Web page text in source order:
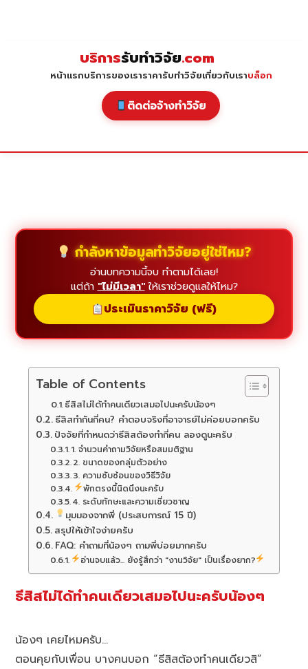
บริการรับทำวิจัย.com
หน้าแรกบริการของเราราคารับทำวิจัยเกี่ยวกับเราบล็อก
ติดต่อจ้างทำวิจัย
กำลังหาข้อมูลทำวิจัยอยู่ใช่ไหม?
อ่านบทความนี้จบ ทำตามได้เลย!
แต่ถ้า "ไม่มีเวลา"ให้เราช่วยดูแลให้ไหม?
ประเมินราคาวิจัย (ฟรี)
Table of Contents
ธีสิสไม่ได้ทำคนเดียวเสมอไปนะครับน้องๆ
ธีสิสทำกันกี่คน? คำตอบจริงที่อาจารย์ไม่ค่อยบอกครับ
ปัจจัยที่กำหนดว่าธีสิสต้องทำกี่คน ลองดูนะครับ
1. จำนวนคำถามวิจัยหรือสมมติฐาน
2. ขนาดของกลุ่มตัวอย่าง
3. ความซับซ้อนของวิธีวิจัย
พักตรงนี้นิดนึงนะครับ
4. ระดับทักษะและความเชี่ยวชาญ
มุมมองจากพี่ (ประสบการณ์ 15 ปี)
สรุปให้เข้าใจง่ายครับ
FAQ: คำถามที่น้องๆ ถามพี่บ่อยมากครับ
อ่านจบแล้ว... ยังรู้สึกว่า "งานวิจัย" เป็นเรื่องยาก?
ธีสิสไม่ได้ทำคนเดียวเสมอไปนะครับน้องๆ
น้องๆ เคยไหมครับ…
ตอนคุยกับเพื่อน บางคนบอก “ธีสิสต้องทำคนเดียวสิ”